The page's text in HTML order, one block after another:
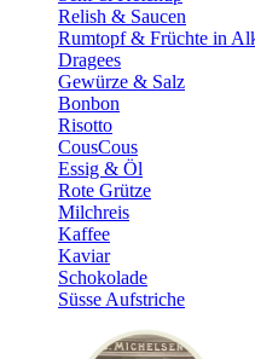
Relish & Saucen
Rumtopf & Früchte in
Dragees
Gewürze & Salz
Bonbon
Risotto
CousCous
Essig & Öl
Rote Grütze
Milchreis
Kaffee
Kaviar
Schokolade
Süsse Aufstriche